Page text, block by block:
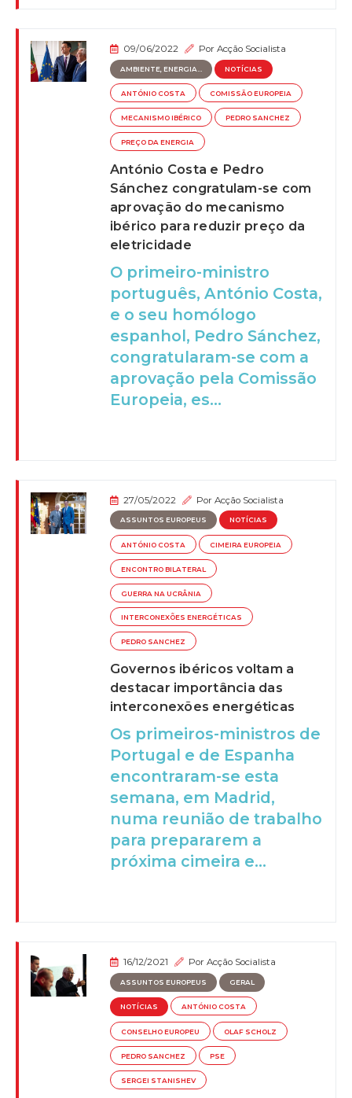
09/06/2022 PorAcção Socialista
AMBIENTE, ENERGIA... NOTÍCIAS
ANTÓNIO COSTA COMISSÃO EUROPEIA
MECANISMO IBÉRICO PEDRO SANCHEZ
PREÇO DA ENERGIA
António Costa e Pedro
Sánchez congratulam-se com
aprovação do mecanismo
ibérico para reduzir preço da
eletricidade
O primeiro-ministro
português, António Costa,
e o seu homólogo
espanhol, Pedro Sánchez,
congratularam-se com a
aprovação pela Comissão
Europeia, es...
27/05/2022 PorAcção Socialista
ASSUNTOS EUROPEUS NOTÍCIAS
ANTÓNIO COSTA CIMEIRA EUROPEIA
ENCONTRO BILATERAL
GUERRA NA UCRÂNIA
INTERCONEXÕES ENERGÉTICAS
PEDRO SANCHEZ
Governos ibéricos voltam a
destacar importância das
interconexões energéticas
Os primeiros-ministros de
Portugal e de Espanha
encontraram-se esta
semana, em Madrid,
numa reunião de trabalho
para prepararem a
próxima cimeira e...
16/12/2021 PorAcção Socialista
ASSUNTOS EUROPEUS GERAL
NOTÍCIAS ANTÓNIO COSTA
CONSELHO EUROPEU OLAF SCHOLZ
PEDRO SANCHEZ PSE
SERGEI STANISHEV